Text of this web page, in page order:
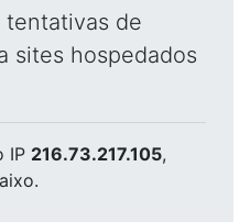
tentativas de
sites hospedados
IP 216.73.217.105,